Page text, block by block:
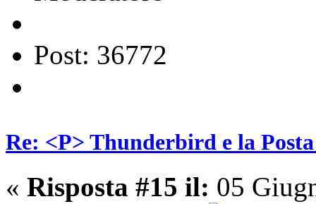
Post: 36772
Re: <P> Thunderbird e la
« Risposta #15 il: 05